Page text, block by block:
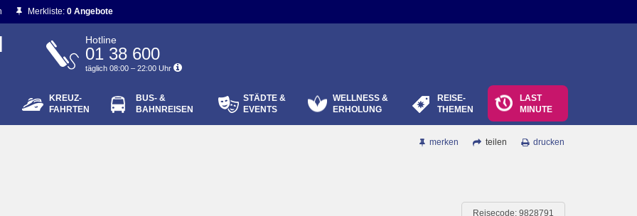
vergessen?
Merkliste: 0 Angebote
Hotline
01 38 600
täglich 08:00 – 22:00 Uhr
KREUZ-
FAHRTEN
BUS- &
BAHNREISEN
STÄDTE &
EVENTS
WELLNESS &
ERHOLUNG
REISE-
THEMEN
LAST
MINUTE
drucken
teilen
merken
Reisecode: 9828791